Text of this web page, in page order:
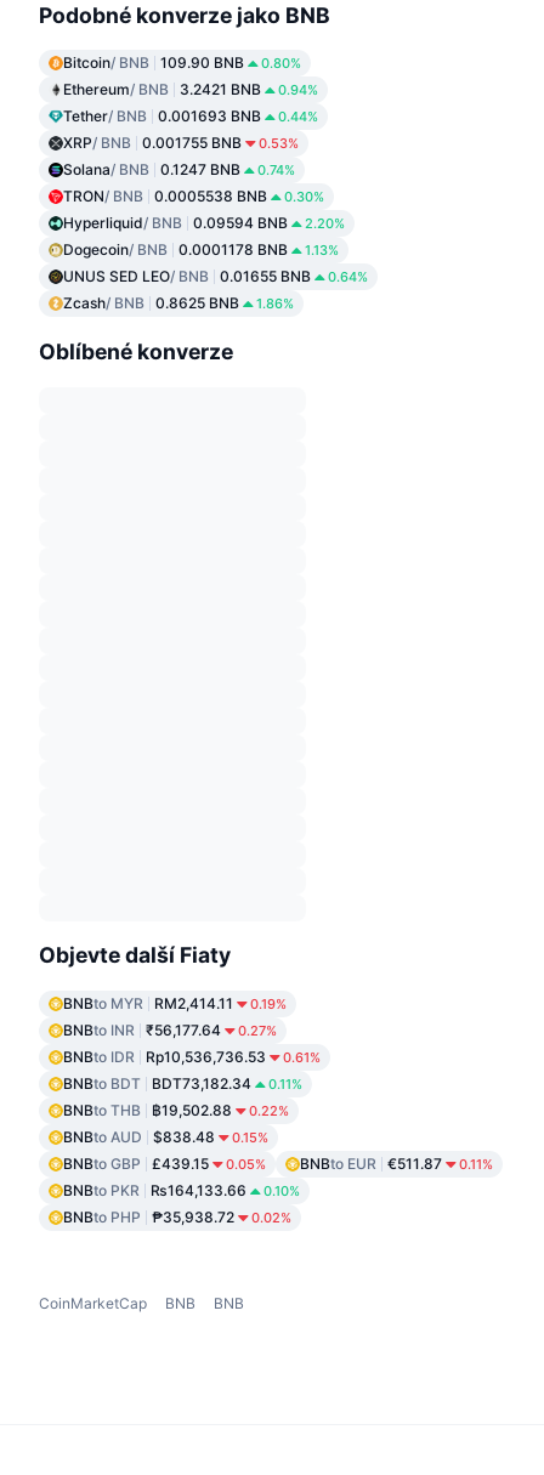
Podobné konverze jako BNB
Bitcoin/ BNB 109.90 BNB 0.80%
Ethereum/ BNB 3.2421 BNB 0.94%
Tether/ BNB 0.001693 BNB 0.44%
XRP/ BNB 0.001755 BNB 0.53%
Solana/ BNB 0.1247 BNB 0.74%
TRON/ BNB 0.0005538 BNB 0.30%
Hyperliquid/ BNB 0.09594 BNB 2.20%
Dogecoin/ BNB 0.0001178 BNB 1.13%
UNUS SED LEO/ BNB 0.01655 BNB 0.64%
Zcash/ BNB 0.8625 BNB 1.86%
Oblíbené konverze
Objevte další Fiaty
BNBto MYR RM2,414.11 0.19%
BNBto INR ₹56,177.64 0.27%
BNBto IDR Rp10,536,736.53 0.61%
BNBto BDT BDT73,182.34 0.11%
BNBto THB ฿19,502.88 0.22%
BNBto AUD $838.48 0.15%
BNBto GBP £439.15 0.05% BNBto EUR €511.87 0.11%
BNBto PKR ₨164,133.66 0.10%
BNBto PHP ₱35,938.72 0.02%
CoinMarketCap BNB BNB